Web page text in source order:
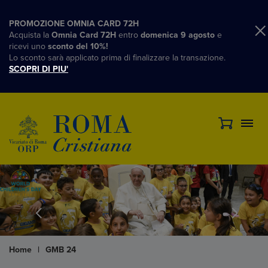
PROMOZIONE OMNIA CARD 72H
Acquista la Omnia Card 72H entro domenica 9 agosto e
ricevi uno sconto del 10%!
Lo sconto sarà applicato prima di finalizzare la transazione.
SCOPRI DI PIU'
Home | GMB 24